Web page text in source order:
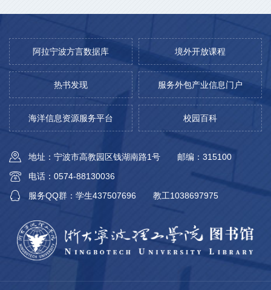
阿拉宁波方言数据库 境外开放课程
热书发现 服务外包产业信息门户
海洋信息资源服务平台 校园百科
地址：宁波市高教园区钱湖南路1号
邮编：315100
电话：0574-88130036
服务QQ群：学生437507696
教工1038697975